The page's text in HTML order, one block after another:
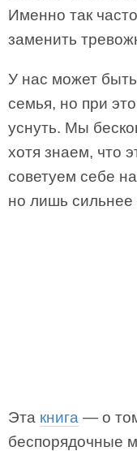
Именно так
заменить
У нас может
семья, но при
уснуть. Мы
хотя знаем, что
советуем себе
но лишь сильнее
Эта книга — о
беспорядочные